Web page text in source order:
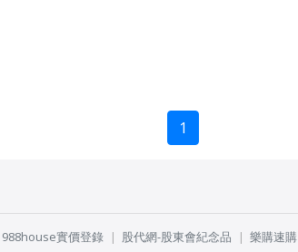
1
988house實價登錄 股代網-股東會紀念品 樂購速購